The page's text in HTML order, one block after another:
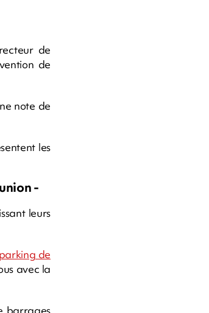
de
de
note de
les
-
leurs
de
avec la
barrages